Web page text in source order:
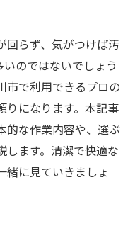
回らず、気がつけば汚
のではないでしょう
市で利用できるプロの
りになります。本記事
的な作業内容や、選ぶ
します。清潔で快適な
緒に見ていきましょ